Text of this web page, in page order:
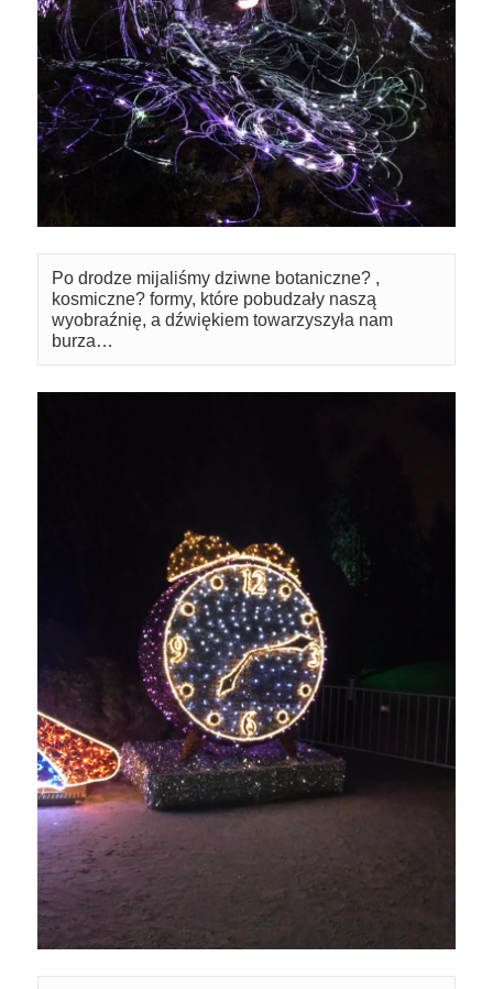
Po drodze mijaliśmy dziwne botaniczne? ,
kosmiczne? formy, które pobudzały naszą
wyobraźnię, a dźwiękiem towarzyszyła nam
burza…